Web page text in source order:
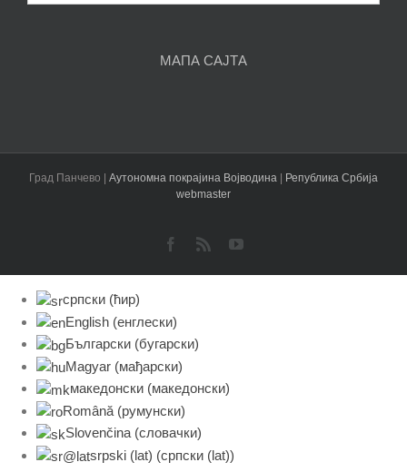
чланака
МАПА САЈТА
Град Панчево | Аутономна покрајина Војводина
Република Србија
webmaster
Facebook
Rss YouTube
српски (ћир)
English (енглески)
Български (бугарски)
Magyar (мађарски)
македонски (македонски)
Română (румунски)
Slovenčina (словачки)
srpski (lat) (српски (lat))